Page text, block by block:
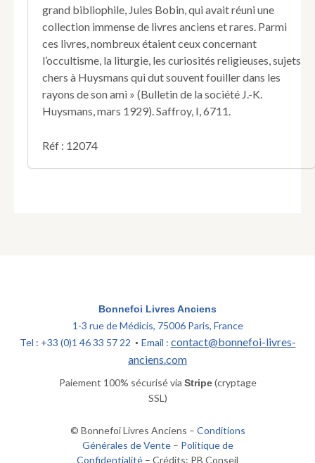
grand bibliophile, Jules Bobin, qui avait réuni une
collection immense de livres anciens et rares. Parmi
ces livres, nombreux étaient ceux concernant
l’occultisme, la liturgie, les curiosités religieuses, sujets
chers à Huysmans qui dut souvent fouiller dans les
rayons de son ami » (Bulletin de la société J.-K.
Huysmans, mars 1929). Saffroy, I, 6711.
Réf : 12074
Bonnefoi Livres Anciens
1-3 rue de Médicis, 75006 Paris, France
Tel : +33 (0)1 46 33 57 22 • Email : contact@bonnefoi-livres-
anciens.com
Paiement 100% sécurisé via Stripe(cryptage
SSL)
© Bonnefoi Livres Anciens – Conditions
Générales de Vente– Politique de
Confidentialité – Crédits: PB Conseil